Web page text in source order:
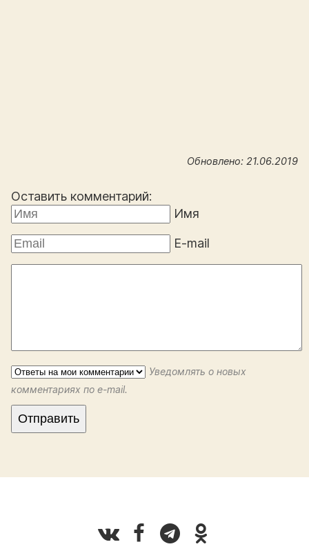
Обновлено: 21.06.2019
Оставить комментарий:
Имя
E-mail
Уведомлять о новых
комментариях по e-mail.